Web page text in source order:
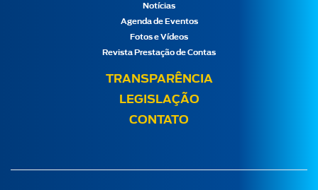
Notícias
Agenda de Eventos
Fotos e Vídeos
Revista Prestação de Contas
TRANSPARÊNCIA
LEGISLAÇÃO
CONTATO